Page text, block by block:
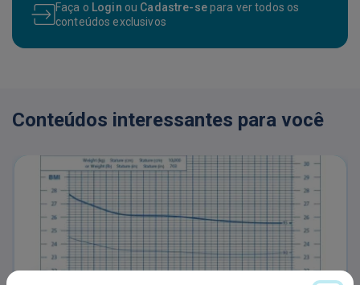
Faça o Login ou Cadastre-separa ver todos os
conteúdos exclusivos
Conteúdos interessantes para você